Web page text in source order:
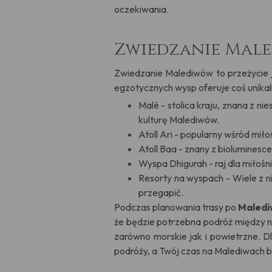
oczekiwania.
Zwiedzanie
Zwiedzanie Malediwów to
egzotycznych wysp oferuje coś
Malé - stolica kraju, znana z
kulturę Malediwów.
Atoll Ari - popularny wśród
Atoll Baa - znany z
Wyspa Dhigurah - raj dla
Resorty na wyspach - Wiele z
przegapić.
Podczas planowania trasy po
że będzie potrzebna podróż między
zarówno morskie jak i powietrzne.
podróży, a Twój czas na Malediwach